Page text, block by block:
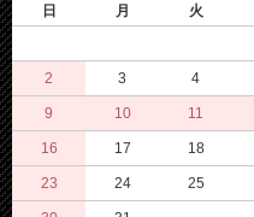
日 月 火
2 3 4
9 10 11
16 17 18
23 24 25